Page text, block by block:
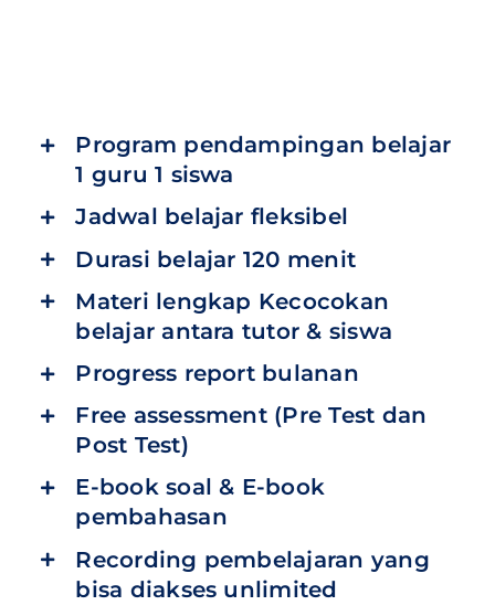
Program pendampingan belajar
1 guru 1 siswa
Jadwal belajar fleksibel
Durasi belajar 120 menit
Materi lengkap Kecocokan
belajar antara tutor & siswa
Progress report bulanan
Free assessment (Pre Test dan
Post Test)
E-book soal & E-book
pembahasan
Recording pembelajaran yang
bisa diakses unlimited